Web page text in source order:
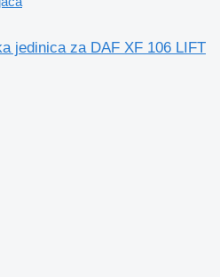
jedinica za DAF XF 106 LIFT